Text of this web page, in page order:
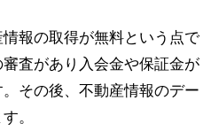
報の取得が無料という点で
査があり入会金や保証金が
その後、不動産情報のデー
。